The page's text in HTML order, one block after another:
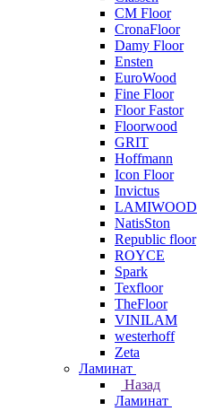
CM Floor
CronaFloor
Damy Floor
Ensten
EuroWood
Fine Floor
Floor Fastor
Floorwood
GRIT
Hoffmann
Icon Floor
Invictus
LAMIWOOD
NatisSton
Republic floor
ROYCE
Spark
Texfloor
TheFloor
VINILAM
westerhoff
Zeta
Ламинат
Назад
Ламинат